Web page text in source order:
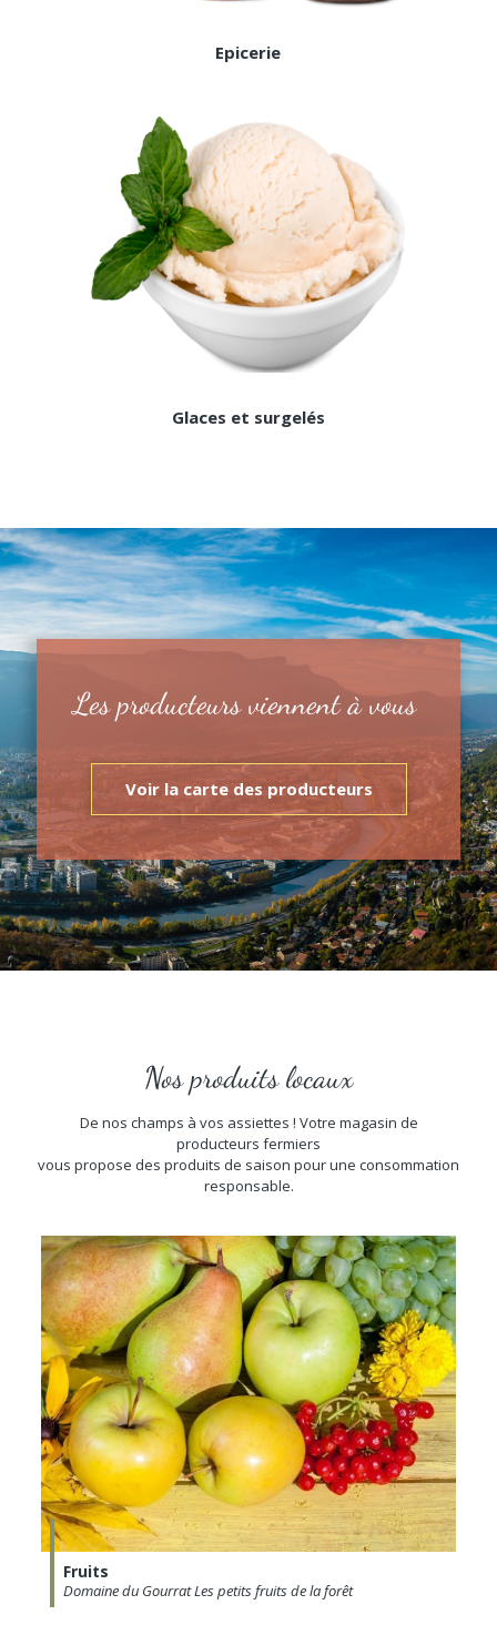
Epicerie
Glaces et surgelés
Les producteurs viennent à vous
Voir la carte des producteurs
Nos produits locaux
De nos champs à vos assiettes ! Votre magasin de
producteurs fermiers
vous propose des produits de saison pour une consommation
responsable.
Fruits
Domaine du Gourrat Les petits fruits de la forêt